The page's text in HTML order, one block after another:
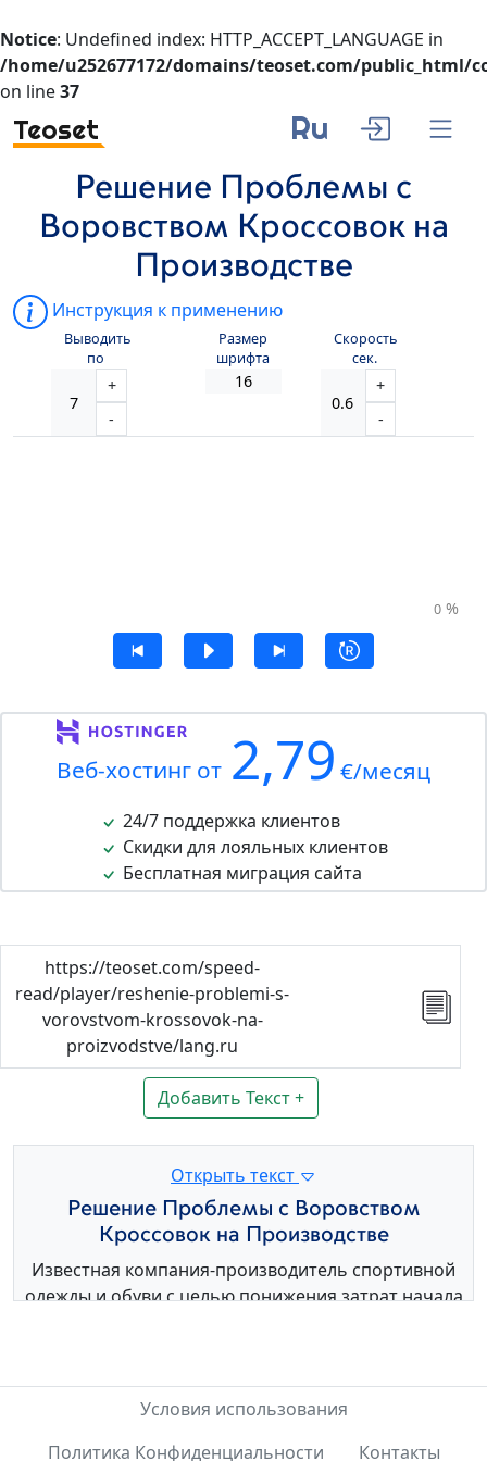
Notice: Undefined index: HTTP_ACCEPT_LANGUAGE in
/home/u252677172/domains/teoset.com/public_html/
on line37
Teoset Ru
Решение Проблемы с
Воровством Кроссовок на
Производстве
Инструкция к применению
Выводить
по
+
-
Размер
шрифта
Скорость
сек.
+
-
0%
Веб-хостинг от 2,79 €/месяц
24/7 поддержка клиентов
Скидки для лояльных клиентов
Бесплатная миграция сайта
https://teoset.com/speed-
read/player/reshenie-problemi-s-
vorovstvom-krossovok-na-
proizvodstve/lang.ru
Добавить Текст +
Открыть текст
Решение Проблемы с Воровством
Кроссовок на Производстве
Известная компания-производитель спортивной
одежды и обуви с целью понижения затрат начала
производить на одном заводе только левую обувь
Стоит отметить что, результата этот подход не дал
Условия использования
Политика Конфиденциальности
Контакты